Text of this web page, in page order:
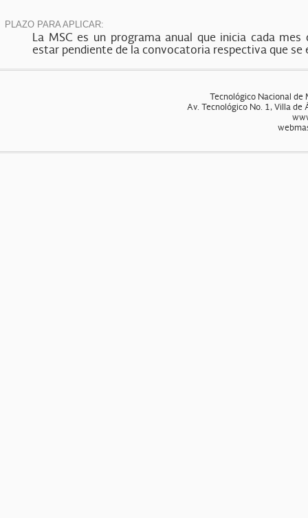
PLAZO PARA APLICAR:
La MSC es un programa anual que inicia cada
estar pendiente de la convocatoria respectiva que se
Tecnológico Nacional
Av. Tecnológico No. 1, Villa de